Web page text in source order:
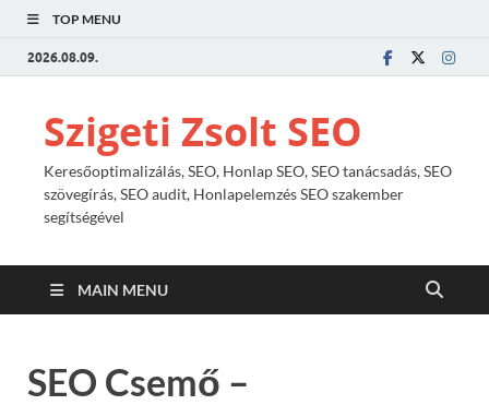
TOP MENU
2026.08.09.
Szigeti Zsolt SEO
Keresőoptimalizálás, SEO, Honlap SEO, SEO tanácsadás, SEO
szövegírás, SEO audit, Honlapelemzés SEO szakember
segítségével
MAIN MENU
SEO Csemő –